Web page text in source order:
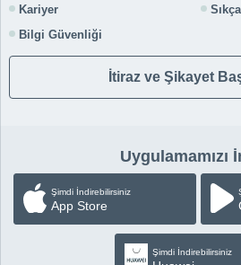
Kariyer
Bilgi Güvenliği
İtiraz ve Şikayet
Uygulamamızı
Şimdi İndirebilirsiniz
App Store
Şimdi İndirebilirsiniz